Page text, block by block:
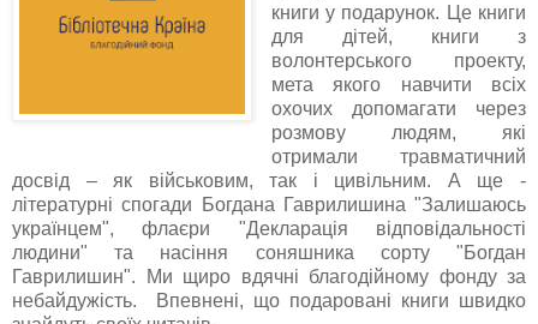
книги у подарунок. Це книги
для дітей, книги з
волонтерського проекту,
мета якого навчити всіх
охочих допомагати через
розмову людям, які
отримали травматичний
досвід – як військовим, так і цивільним. А ще -
літературні спогади Богдана Гаврилишина "Залишаюсь
українцем", флаєри "Декларація відповідальності
людини" та насіння соняшника сорту "Богдан
Гаврилишин". Ми щиро вдячні благодійному фонду за
небайдужість. Впевнені, що подаровані книги швидко